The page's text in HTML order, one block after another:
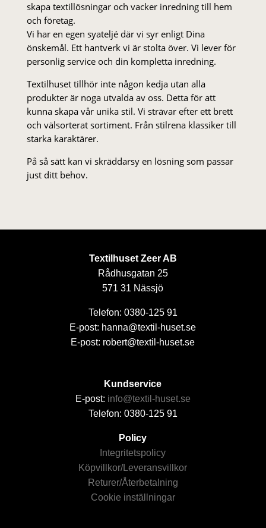
skapa textillösningar och vacker inredning till hem
och företag.
Vi har en egen syateljé där vi syr enligt Dina
önskemål. Ett hantverk vi är stolta över. Vi lever för
personlig service och din kompletta inredning.
Textilhuset tillhör inte någon kedja utan alla
produkter är noga utvalda av oss. Detta för att
kunna skapa vår unika stil. Vi strä­var efter ett brett
och välsorterat sor­ti­ment. Från stil­rena klas­siker till
starka karaktärer.
På så sätt kan vi skräddarsy en lösning som passar
just ditt behov.
Textilhuset Zeer AB
Rådhusgatan 25
571 31 Nässjö
Telefon: 0380-125 91
E-post: hanna@textil-huset.se
E-post: robert@textil-huset.se
Kundservice
E-post: info@textil-huset.se
Telefon: 0380-125 91
Policy
Integritetspolicy
Köpvillkor/Leveransvillkor
Returer/Återbetalning
Cookie inställningar